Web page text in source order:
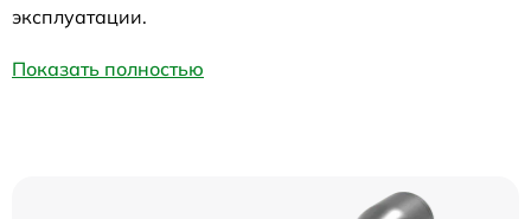
эксплуатации.
Показать полностью